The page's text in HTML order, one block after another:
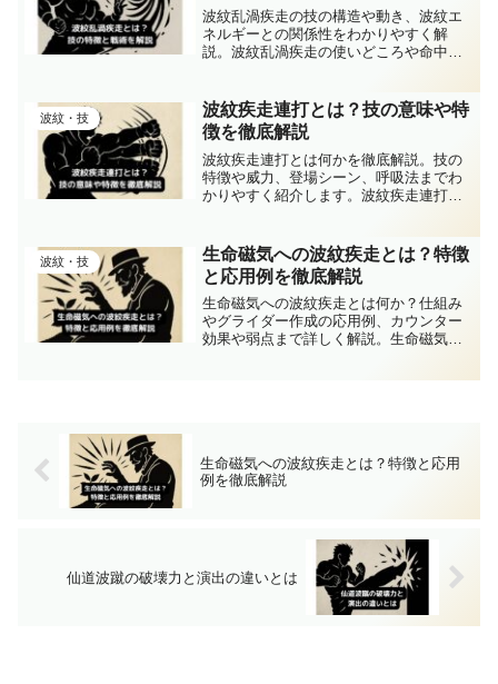
波紋乱渦疾走の技の構造や動き、波紋エ
ネルギーとの関係性をわかりやすく解
説。波紋乱渦疾走の使いどころや命中精
知りたいポイントを丁寧に紹介します。
波紋・技
波紋疾走連打とは？技の意味や特
徴を徹底解説
波紋疾走連打とは何かを徹底解説。技の
特徴や威力、登場シーン、呼吸法までわ
かりやすく紹介します。波紋疾走連打の
波紋・技
生命磁気への波紋疾走とは？特徴
と応用例を徹底解説
生命磁気への波紋疾走とは何か？仕組み
やグライダー作成の応用例、カウンター
効果や弱点まで詳しく解説。生命磁気へ
生命磁気への波紋疾走とは？特徴と応用
例を徹底解説
仙道波蹴の破壊力と演出の違いとは